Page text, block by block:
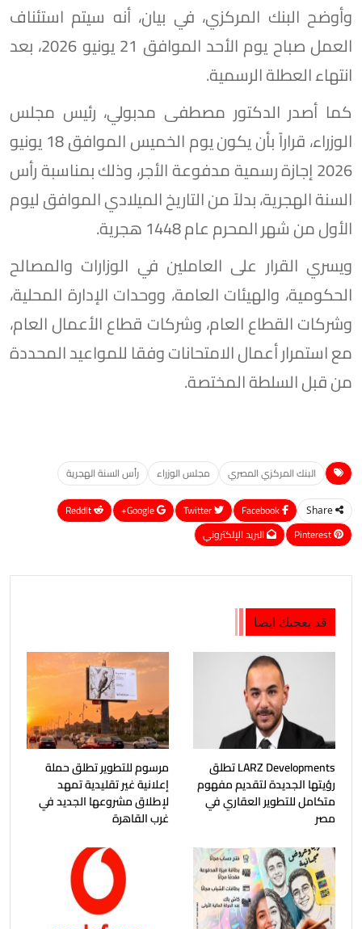
وأوضح البنك المركزي، في بيان، أنه سيتم استئناف
العمل صباح يوم الأحد الموافق 21 يونيو 2026، بعد
انتهاء العطلة الرسمية.
كما أصدر الدكتور مصطفى مدبولي، رئيس مجلس
الوزراء، قراراً بأن يكون يوم الخميس الموافق 18 يونيو
2026 إجازة رسمية مدفوعة الأجر، وذلك بمناسبة رأس
السنة الهجرية، بدلاً من التاريخ الميلادي الموافق ليوم
الأول من شهر المحرم عام 1448 هجرية.
ويسري القرار على العاملين في الوزارات والمصالح
الحكومية، والهيئات العامة، ووحدات الإدارة المحلية،
وشركات القطاع العام، وشركات قطاع الأعمال العام،
مع استمرار أعمال الامتحانات وفقا للمواعيد المحددة
من قبل السلطة المختصة.
البنك المركزي المصري مجلس الوزراء رأس السنة الهجرية
Share
Google+
ReddIt
Pinterest
البريد الإلكتروني
قد يعجبك ايضا
LARZ Developments تطلق
رؤيتها الجديدة لتقديم مفهوم
متكامل للتطوير العقاري في
مصر
مرسوم للتطوير تطلق حملة
إعلانية غير تقليدية تمهد
لإطلاق مشروعها الجديد في
غرب القاهرة